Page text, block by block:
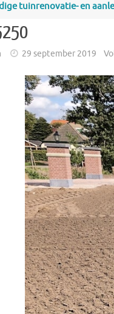
tuinrenovatie- en
29 september 2019